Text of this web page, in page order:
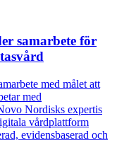
samarbete för
med målet att
med
Nordisks expertis
vårdplattform
evidensbaserad och